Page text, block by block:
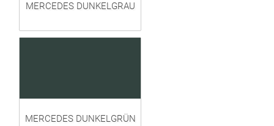
MERCEDES DUNKELGRAU
MERCEDES DUNKELGRÜN